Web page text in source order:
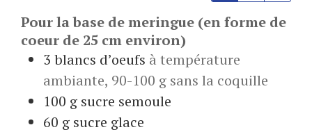
Pour la base de meringue (en forme de
coeur de 25 cm environ)
3 blancs d’oeufs à température
ambiante, 90-100 g sans la coquille
100 g sucre semoule
60 g sucre glace